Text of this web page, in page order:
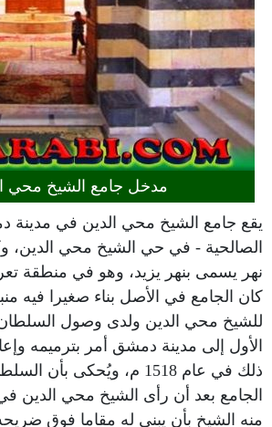
مدخل جامع الشيخ محي
يقع جامع الشيخ محي الدين في
الصالحية - في حي الشيخ محي
نهر يسمى بنهر يزيد، وهو في منطقة
كان الجامع في الأصل بناء صغيرا فيه
للشيخ محي الدين ولدى وصول السلطان
الأول إلى مدينة دمشق أمر بترميمه
ذلك في عام 1518 م، ويُحكى بأن
الجامع بعد أن رأى الشيخ محي الدين
منه الشيخ بأن يبني له مقاما فوق